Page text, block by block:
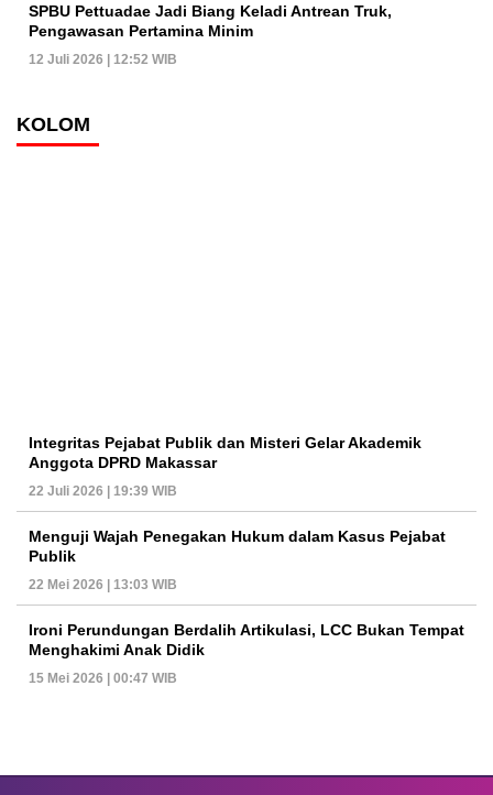
SPBU Pettuadae Jadi Biang Keladi Antrean Truk,
Pengawasan Pertamina Minim
12 Juli 2026 | 12:52 WIB
KOLOM
Integritas Pejabat Publik dan Misteri Gelar Akademik
Anggota DPRD Makassar
22 Juli 2026 | 19:39 WIB
Menguji Wajah Penegakan Hukum dalam Kasus Pejabat
Publik
22 Mei 2026 | 13:03 WIB
Ironi Perundungan Berdalih Artikulasi, LCC Bukan Tempat
Menghakimi Anak Didik
15 Mei 2026 | 00:47 WIB